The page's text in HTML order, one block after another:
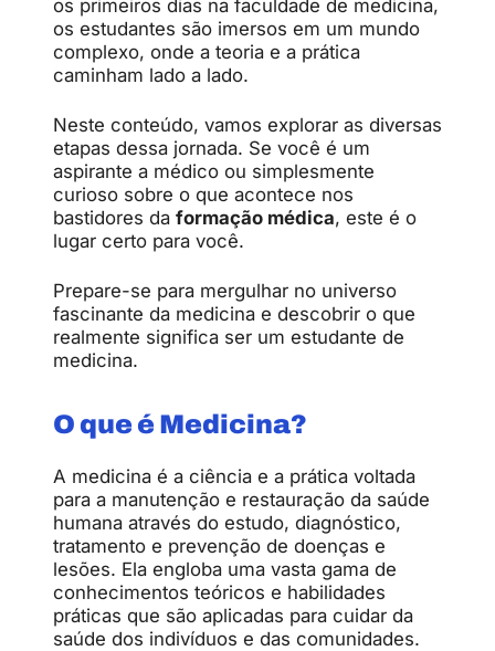
os primeiros dias na faculdade de medicina,
os estudantes são imersos em um mundo
complexo, onde a teoria e a prática
caminham lado a lado.
Neste conteúdo, vamos explorar as diversas
etapas dessa jornada. Se você é um
aspirante a médico ou simplesmente
curioso sobre o que acontece nos
bastidores da formação médica, este é o
lugar certo para você.
Prepare-se para mergulhar no universo
fascinante da medicina e descobrir o que
realmente significa ser um estudante de
medicina.
O que é Medicina?
A medicina é a ciência e a prática voltada
para a manutenção e restauração da saúde
humana através do estudo, diagnóstico,
tratamento e prevenção de doenças e
lesões. Ela engloba uma vasta gama de
conhecimentos teóricos e habilidades
práticas que são aplicadas para cuidar da
saúde dos indivíduos e das comunidades.